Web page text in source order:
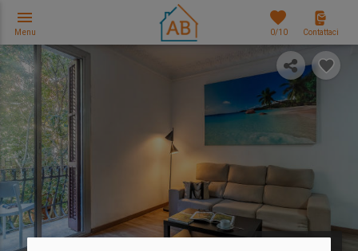
Contattaci
favorites
0/10
menu
Menu